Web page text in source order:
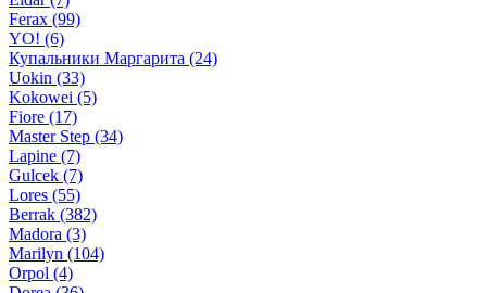
Ferax (99)
YO! (6)
Купальники Маргарита (24)
Uokin (33)
Kokowei (5)
Fiore (17)
Master Step (34)
Lapine (7)
Gulcek (7)
Lores (55)
Berrak (382)
Madora (3)
Marilyn (104)
Orpol (4)